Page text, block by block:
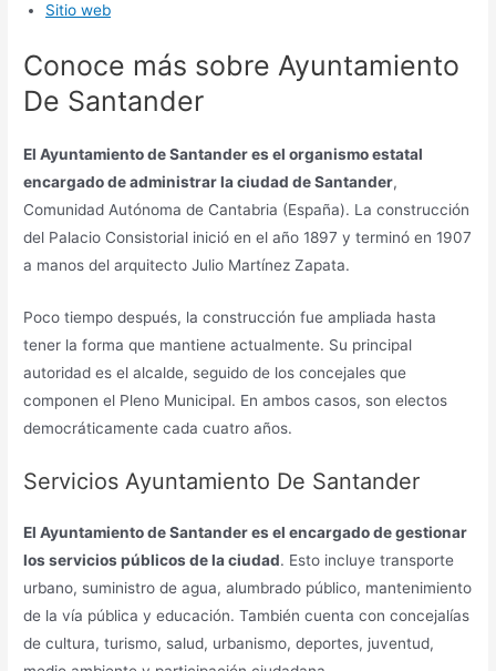
Sitio web
Conoce más sobre Ayuntamiento
De Santander
El Ayuntamiento de Santander es el organismo estatal
encargado de administrar la ciudad de Santander,
Comunidad Autónoma de Cantabria (España). La construcción
del Palacio Consistorial inició en el año 1897 y terminó en 1907
a manos del arquitecto Julio Martínez Zapata.
Poco tiempo después, la construcción fue ampliada hasta
tener la forma que mantiene actualmente. Su principal
autoridad es el alcalde, seguido de los concejales que
componen el Pleno Municipal. En ambos casos, son electos
democráticamente cada cuatro años.
Servicios Ayuntamiento De Santander
El Ayuntamiento de Santander es el encargado de gestionar
los servicios públicos de la ciudad. Esto incluye transporte
urbano, suministro de agua, alumbrado público, mantenimiento
de la vía pública y educación. También cuenta con concejalías
de cultura, turismo, salud, urbanismo, deportes, juventud,